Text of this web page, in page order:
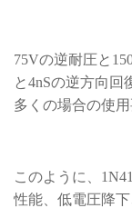
75Vの逆耐圧と
と4nSの逆方向回
多くの場合の使
このように、
性能、低電圧降